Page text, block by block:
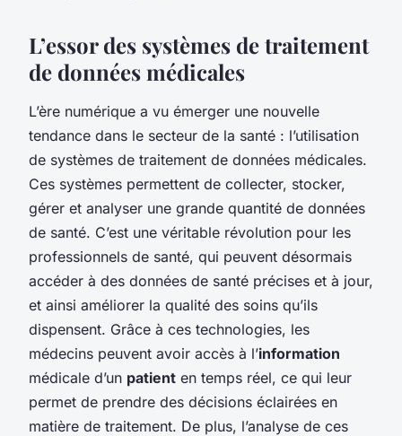
L’essor des systèmes de traitement
de données médicales
L’ère numérique a vu émerger une nouvelle
tendance dans le secteur de la santé : l’utilisation
de systèmes de traitement de données médicales.
Ces systèmes permettent de collecter, stocker,
gérer et analyser une grande quantité de données
de santé. C’est une véritable révolution pour les
professionnels de santé, qui peuvent désormais
accéder à des données de santé précises et à jour,
et ainsi améliorer la qualité des soins qu’ils
dispensent. Grâce à ces technologies, les
médecins peuvent avoir accès à l’information
médicale d’un patient en temps réel, ce qui leur
permet de prendre des décisions éclairées en
matière de traitement. De plus, l’analyse de ces